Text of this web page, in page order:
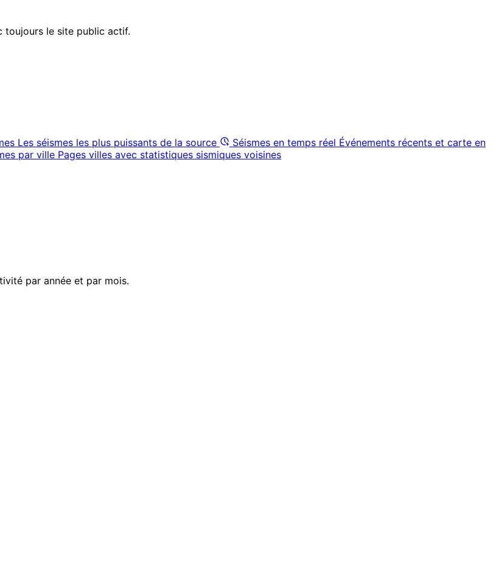
toujours le site public actif.
Les séismes les plus puissants de la source Séismes en temps réel Événements récents et carte en
par ville Pages villes avec statistiques sismiques voisines
par année et par mois.